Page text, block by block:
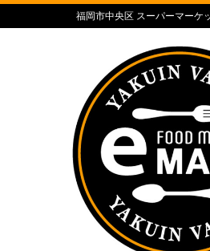
福岡市中央区 スーパーマーケ